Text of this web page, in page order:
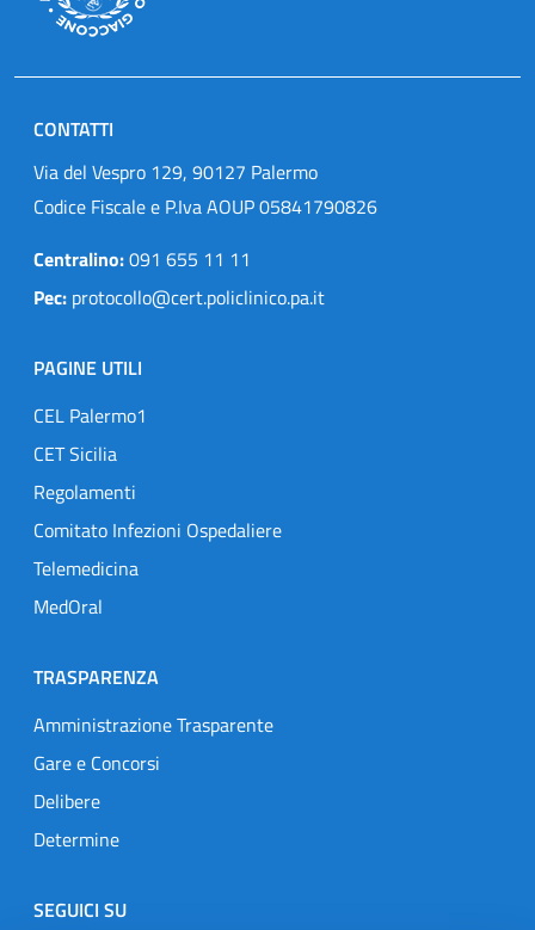
CONTATTI
Via del Vespro 129, 90127 Palermo
Codice Fiscale e P.Iva AOUP 05841790826
Centralino:091 655 11 11
Pec: protocollo@cert.policlinico.pa.it
PAGINE UTILI
CEL Palermo1
CET Sicilia
Regolamenti
Comitato Infezioni Ospedaliere
Telemedicina
MedOral
TRASPARENZA
Amministrazione Trasparente
Gare e Concorsi
Delibere
Determine
SEGUICI SU